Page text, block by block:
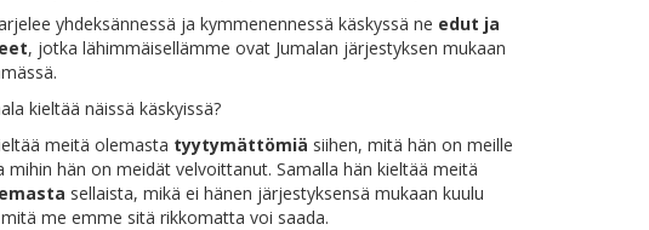
yhdeksännessä ja kymmenennessä käskyssä ne edut ja
, jotka lähimmäisellämme ovat Jumalan järjestyksen mukaan
kieltää näissä käskyissä?
meitä olemasta tyytymättömiä siihen, mitä hän on meille
mihin hän on meidät velvoittanut. Samalla hän kieltää meitä
sellaista, mikä ei hänen järjestyksensä mukaan kuulu
me emme sitä rikkomatta voi saada.